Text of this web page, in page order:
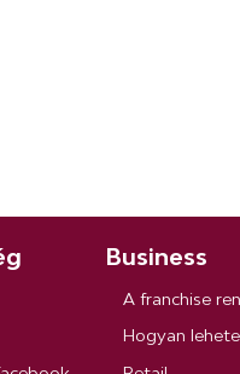
Business
A franchise
Hogyan